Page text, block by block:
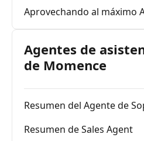
Aprovechando al máximo
Agentes de
de Momence
Resumen del Agente de
Resumen de Sales Agent